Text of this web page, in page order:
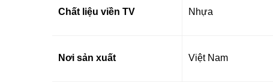
Chất liệu viền TV Nhựa
Nơi sản xuất Việt Nam